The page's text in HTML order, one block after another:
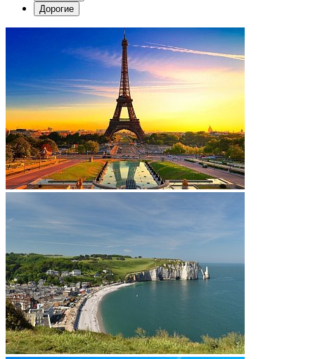
Дорогие